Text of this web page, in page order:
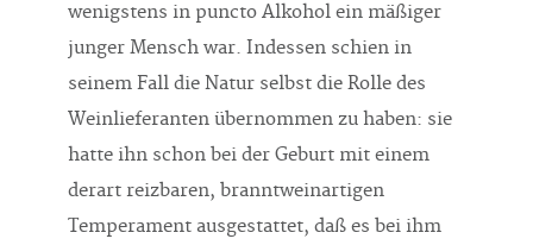
wenigstens in puncto Alkohol ein mäßiger
junger Mensch war. Indessen schien in
seinem Fall die Natur selbst die Rolle des
Weinlieferanten übernommen zu haben: sie
hatte ihn schon bei der Geburt mit einem
derart reizbaren, branntweinartigen
Temperament ausgestattet, daß es bei ihm